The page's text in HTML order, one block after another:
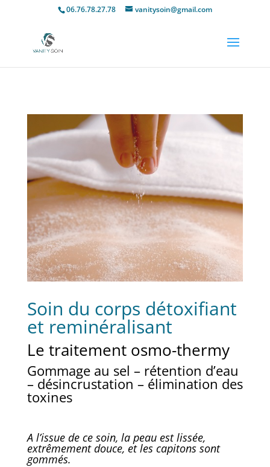
06.76.78.27.78 vanitysoin@gmail.com
Soin du corps détoxifiant
et reminéralisant
Le traitement osmo-thermy
Gommage au sel – rétention d’eau
– désincrustation – élimination des
toxines
A l’issue de ce soin, la peau est lissée,
extrêmement douce, et les capitons sont
gommés.